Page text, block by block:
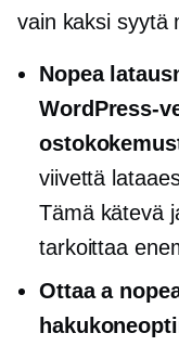
vain kaksi syytä
Nopea
WordPress-
viivettä
Tämä kätevä
tarkoittaa
Ottaa a